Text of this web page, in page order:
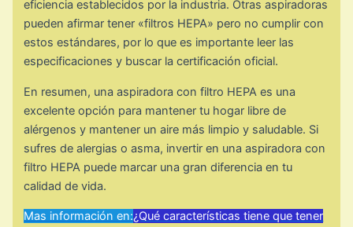
eficiencia establecidos por la industria. Otras aspiradoras
pueden afirmar tener «filtros HEPA» pero no cumplir con
estos estándares, por lo que es importante leer las
especificaciones y buscar la certificación oficial.
En resumen, una aspiradora con filtro HEPA es una
excelente opción para mantener tu hogar libre de
alérgenos y mantener un aire más limpio y saludable. Si
sufres de alergias o asma, invertir en una aspiradora con
filtro HEPA puede marcar una gran diferencia en tu
calidad de vida.
Mas información en:¿Qué características tiene que tener